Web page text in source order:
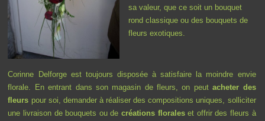
sa valeur, que ce soit un bouquet
rond classique ou des bouquets de
fleurs exotiques.
Corinne Delforge est toujours disposée à satisfaire la moindre envie
florale. En entrant dans son magasin de fleurs, on peutacheter des
fleurs pour soi, demander à réaliser des compositions uniques, solliciter
une livraison de bouquets ou de créations floraleset offrir des fleurs à